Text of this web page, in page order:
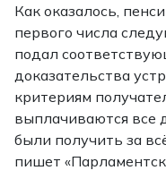
Как оказалось,
первого числа
подал
доказательства
критериям
выплачиваются все
были получить за
пишет